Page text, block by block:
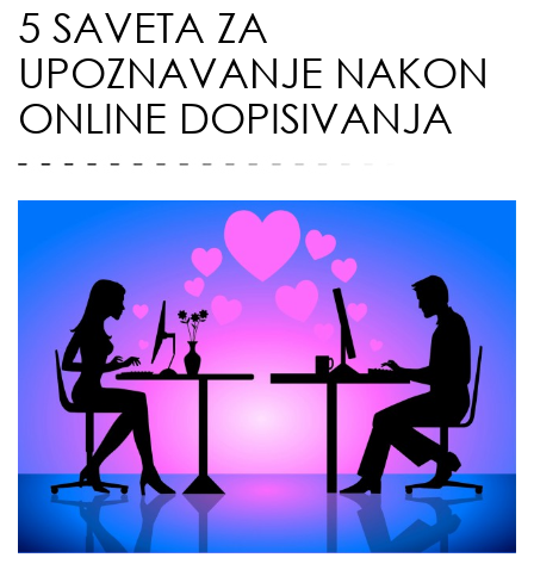
5 SAVETA ZA
UPOZNAVANJE NAKON
ONLINE DOPISIVANJA